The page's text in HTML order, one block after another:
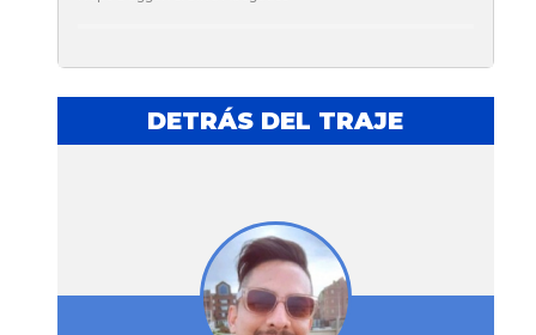
DETRÁS DEL TRAJE